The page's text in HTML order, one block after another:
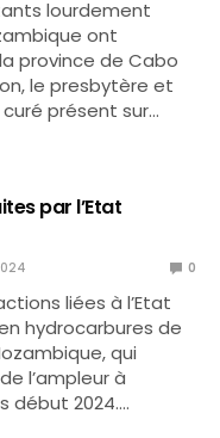
lourdement
ont
province de Cabo
le presbytère et
curé présent sur…
par l’Etat
0
liées à l’Etat
hydrocarbures de
qui
l’ampleur à
début 2024.…